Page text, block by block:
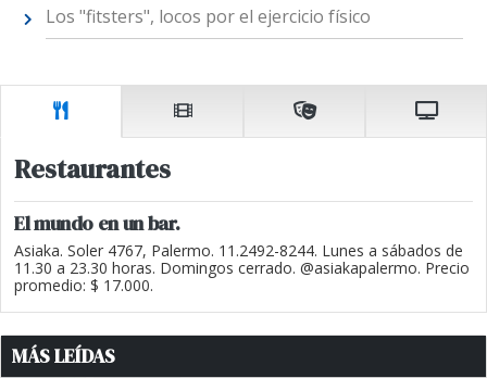
Los "fitsters", locos por el ejercicio físico
Restaurantes
El mundo en un bar.
Asiaka. Soler 4767, Palermo. 11.2492-8244. Lunes a sábados de
11.30 a 23.30 horas. Domingos cerrado. @asiakapalermo. Precio
promedio: $ 17.000.
MÁS LEÍDAS